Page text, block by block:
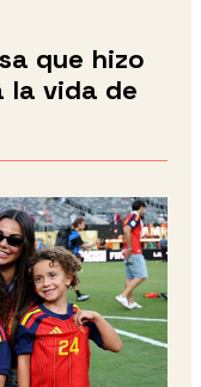
que hizo
la vida de